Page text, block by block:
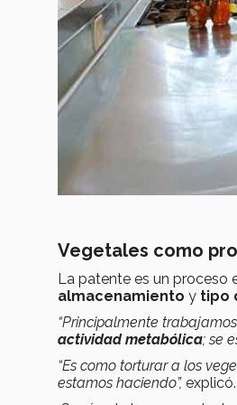
Vegetales como
La patente es un proceso
almacenamiento y tipo
“Principalmente
actividad metabólica; se
“Es como torturar a los
estamos haciendo”, explicó.